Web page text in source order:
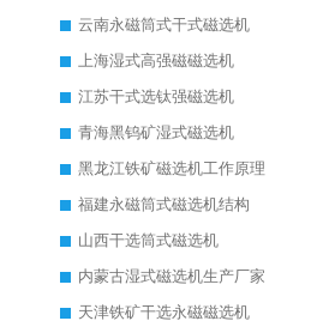
云南永磁筒式干式磁选机
上海湿式高强磁磁选机
江苏干式选钛强磁选机
青海黑钨矿湿式磁选机
黑龙江铁矿磁选机工作原理
福建永磁筒式磁选机结构
山西干选筒式磁选机
内蒙古湿式磁选机生产厂家
天津铁矿干选永磁磁选机